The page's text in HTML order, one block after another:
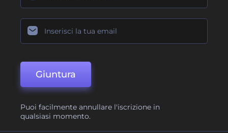
Giuntura
Puoi facilmente annullare l'iscrizione in
qualsiasi momento.